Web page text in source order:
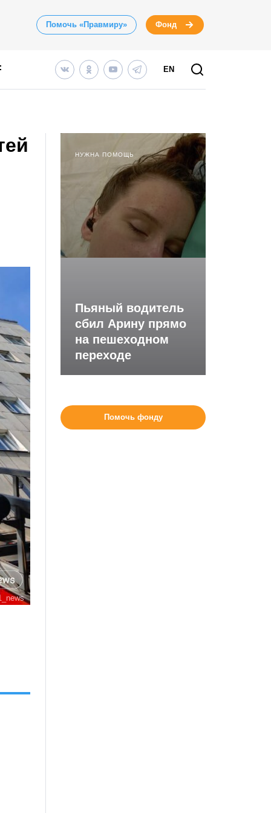
Помочь «Правмиру» Фонд
EN
НУЖНА ПОМОЩЬ
Пьяный водитель
сбил Арину прямо
на пешеходном
переходе
Помочь фонду